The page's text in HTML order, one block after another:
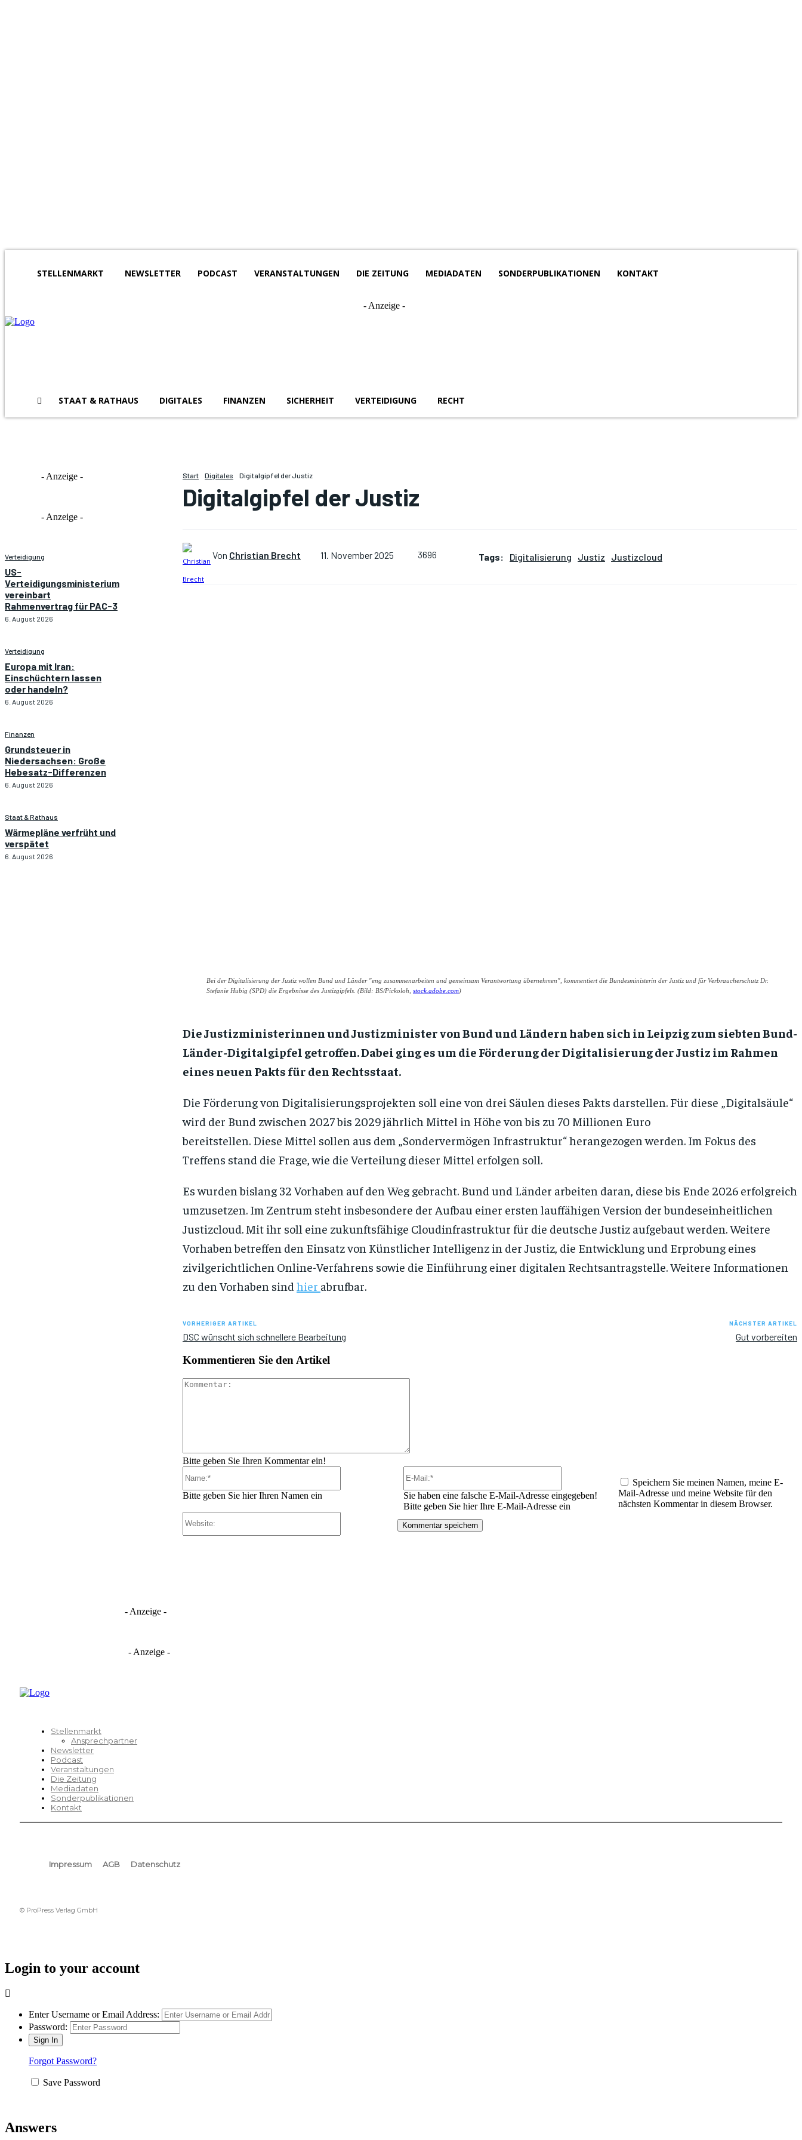
STELLENMARKT NEWSLETTER PODCAST VERANSTALTUNGEN DIE ZEITUNG MEDIADATEN SONDERPUBLIKATIONEN KONTAKT
- Anzeige -
STAAT & RATHAUS DIGITALES FINANZEN SICHERHEIT VERTEIDIGUNG RECHT
- Anzeige -
- Anzeige -
Verteidigung
US-
Verteidigungsministerium
vereinbart
Rahmenvertrag für PAC-3
6. August 2026
Verteidigung
Europa mit Iran:
Einschüchtern lassen
oder handeln?
6. August 2026
Finanzen
Grundsteuer in
Niedersachsen: Große
Hebesatz-Differenzen
6. August 2026
Staat & Rathaus
Wärmepläne verfrüht und
verspätet
6. August 2026
Start Digitales Digitalgipfel der Justiz
Digitalgipfel der Justiz
Von Christian Brecht 11. November 2025 3696 Tags: Digitalisierung Justiz Justizcloud
Bei der Digitalisierung der Justiz wollen Bund und Länder "eng zusammenarbeiten und gemeinsam Verantwortung übernehmen", kommentiert die Bundesministerin der Justiz und für Verbraucherschutz Dr.
Stefanie Hubig (SPD) die Ergebnisse des Justizgipfels. (Bild: BS/Pickoloh, stock.adobe.com)
Die Justizministerinnen und Justizminister von Bund und Ländern haben sich in Leipzig zum siebten Bund-
Länder-Digitalgipfel getroffen. Dabei ging es um die Förderung der Digitalisierung der Justiz im Rahmen
eines neuen Pakts für den Rechtsstaat.
Die Förderung von Digitalisierungsprojekten soll eine von drei Säulen dieses Pakts darstellen. Für diese „Digitalsäule“
wird der Bund zwischen 2027 bis 2029 jährlich Mittel in Höhe von bis zu 70 Millionen Euro
bereitstellen. Diese Mittel sollen aus dem „Sondervermögen Infrastruktur“ herangezogen werden. Im Fokus des
Treffens stand die Frage, wie die Verteilung dieser Mittel erfolgen soll.
Es wurden bislang 32 Vorhaben auf den Weg gebracht. Bund und Länder arbeiten daran, diese bis Ende 2026 erfolgreich
umzusetzen. Im Zentrum steht insbesondere der Aufbau einer ersten lauffähigen Version der bundeseinheitlichen
Justizcloud. Mit ihr soll eine zukunftsfähige Cloudinfrastruktur für die deutsche Justiz aufgebaut werden. Weitere
Vorhaben betreffen den Einsatz von Künstlicher Intelligenz in der Justiz, die Entwicklung und Erprobung eines
zivilgerichtlichen Online-Verfahrens sowie die Einführung einer digitalen Rechtsantragstelle. Weitere Informationen
zu den Vorhaben sind hier abrufbar.
VORHERIGER ARTIKEL
DSC wünscht sich schnellere Bearbeitung
NÄCHSTER ARTIKEL
Gut vorbereiten
Kommentieren Sie den Artikel
Bitte geben Sie Ihren Kommentar ein!
Bitte geben Sie hier Ihren Namen ein
Sie haben eine falsche E-Mail-Adresse eingegeben!
Bitte geben Sie hier Ihre E-Mail-Adresse ein
Speichern Sie meinen Namen, meine E-
Mail-Adresse und meine Website für den
nächsten Kommentar in diesem Browser.
- Anzeige -
- Anzeige -
Stellenmarkt
Ansprechpartner
Newsletter
Podcast
Veranstaltungen
Die Zeitung
Mediadaten
Sonderpublikationen
Kontakt
Impressum AGB Datenschutz
© ProPress Verlag GmbH
Login to your account
Enter Username or Email Address:
Password:
Forgot Password?
Save Password
Answers